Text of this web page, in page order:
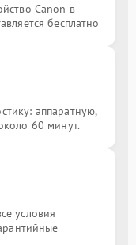
Canon в
бесплатно
аппаратную,
60 минут.
условия